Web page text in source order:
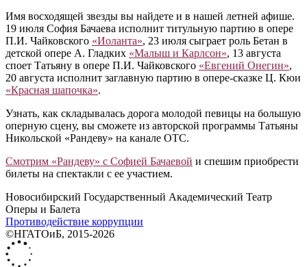
Имя восходящей звезды вы найдете и в нашей летней афише.
19 июля София Бачаева исполнит титульную партию в опере
П.И. Чайковского «Иоланта», 23 июля сыграет роль Бетан в
детской опере А. Гладких «Малыш и Карлсон», 13 августа
споет Татьяну в опере П.И. Чайковского «Евгений Онегин»,
20 августа исполнит заглавную партию в опере-сказке Ц. Кюи
«Красная шапочка».
Узнать, как складывалась дорога молодой певицы на большую
оперную сцену, вы сможете из авторской программы Татьяны
Никольской «Рандеву» на канале ОТС.
Смотрим «Рандеву» с Софией Бачаевой и спешим приобрести
билеты на спектакли с ее участием.
Новосибирский Государственный Академический Театр
Оперы и Балета
Противодействие коррупции
©НГАТОиБ, 2015-2026